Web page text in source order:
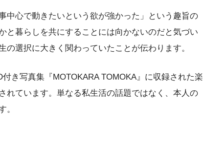
中心で動きたいという欲が強かった」という趣旨の
と暮らしを共にすることには向かないのだと気づい
選択に大きく関わっていたことが伝わります。
き写真集『MOTOKARA TOMOKA』に収録された楽
れています。単なる私生活の話題ではなく、本人の
。